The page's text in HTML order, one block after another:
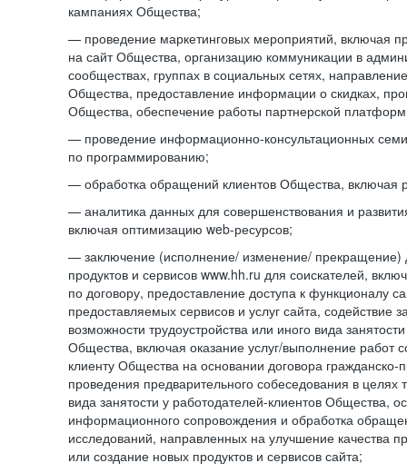
кампаниях Общества;
— проведение маркетинговых мероприятий, включая
на сайт Общества, организацию коммуникации в
сообществах, группах в социальных сетях,
Общества, предоставление информации о скидках,
Общества, обеспечение работы партнерской
— проведение информационно-консультационных
по программированию;
— обработка обращений клиентов Общества, включая
— аналитика данных для совершенствования и
включая оптимизацию web-ресурсов;
— заключение (исполнение/ изменение/ прекращение)
продуктов и сервисов www.hh.ru для соискателей,
по договору, предоставление доступа к функционалу
предоставляемых сервисов и услуг сайта, содействие
возможности трудоустройства или иного вида
Общества, включая оказание услуг/выполнение работ
клиенту Общества на основании договора гражданско-
проведения предварительного собеседования в целях
вида занятости у работодателей-клиентов Общества,
информационного сопровождения и обработка
исследований, направленных на улучшение качества
или создание новых продуктов и сервисов сайта;